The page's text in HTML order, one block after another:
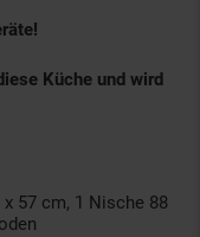
Küche und wird
57 cm, 1 Nische 88